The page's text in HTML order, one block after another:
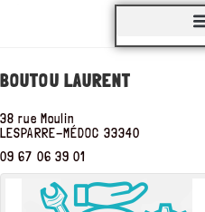
BOUTOU LAURENT
38 rue Moulin
LESPARRE-MÉDOC 33340
09 67 06 39 01